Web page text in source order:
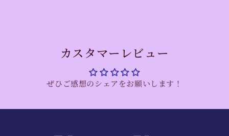
カスタマーレビュー
ぜひご感想のシェアをお願いします！